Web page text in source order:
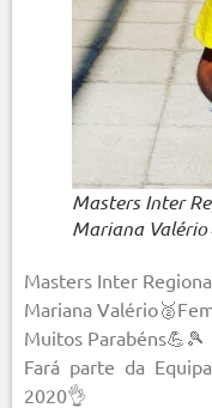
Masters Inter
Mariana
Masters Inter
Mariana
Muitos Parabéns💪🎾
Fará parte da
2020👌